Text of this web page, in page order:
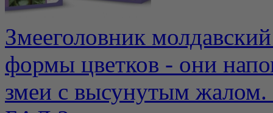
Змееголовник
формы цветков - они
змеи с высунутым